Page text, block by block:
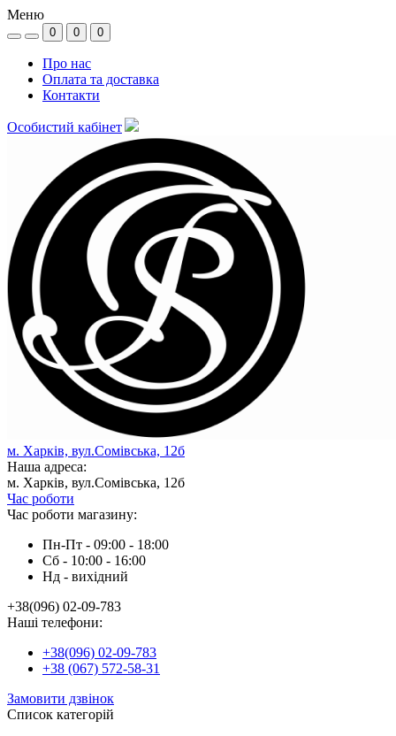
Меню
0 0 0
Про нас
Оплата та доставка
Контакти
Особистий кабінет
м. Харків, вул.Сомівська, 12б
Наша адреса:
м. Харків, вул.Сомівська, 12б
Час роботи
Час роботи магазину:
Пн-Пт - 09:00 - 18:00
Сб - 10:00 - 16:00
Нд - вихiдний
+38(096) 02-09-783
Наші телефони:
+38(096) 02-09-783
+38 (067) 572-58-31
Замовити дзвінок
Список категорій